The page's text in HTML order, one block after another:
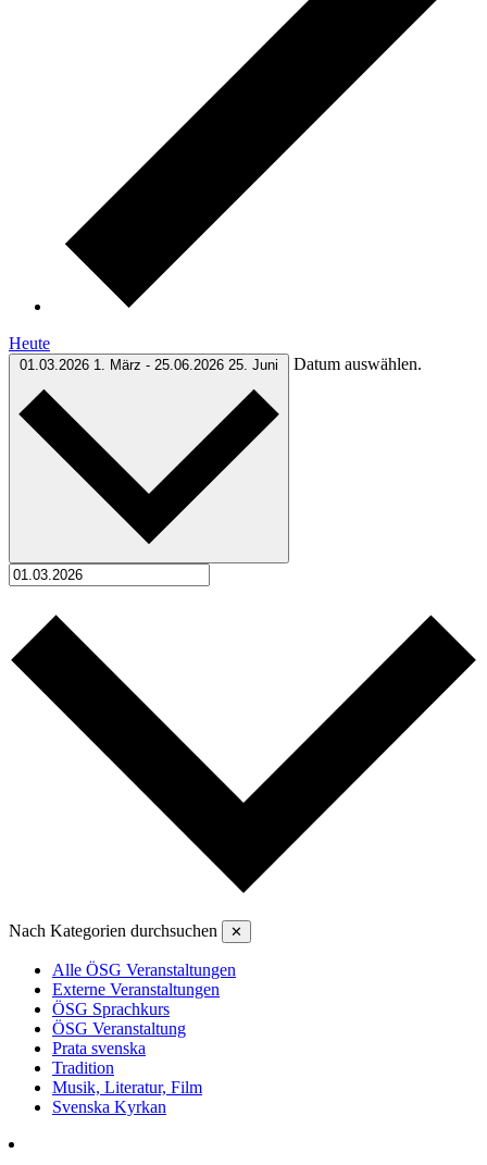
Heute
01.03.2026 1. März - 25.06.2026 25. Juni Datum auswählen.
Nach Kategorien durchsuchen ✕
Alle ÖSG Veranstaltungen
Externe Veranstaltungen
ÖSG Sprachkurs
ÖSG Veranstaltung
Prata svenska
Tradition
Musik, Literatur, Film
Svenska Kyrkan